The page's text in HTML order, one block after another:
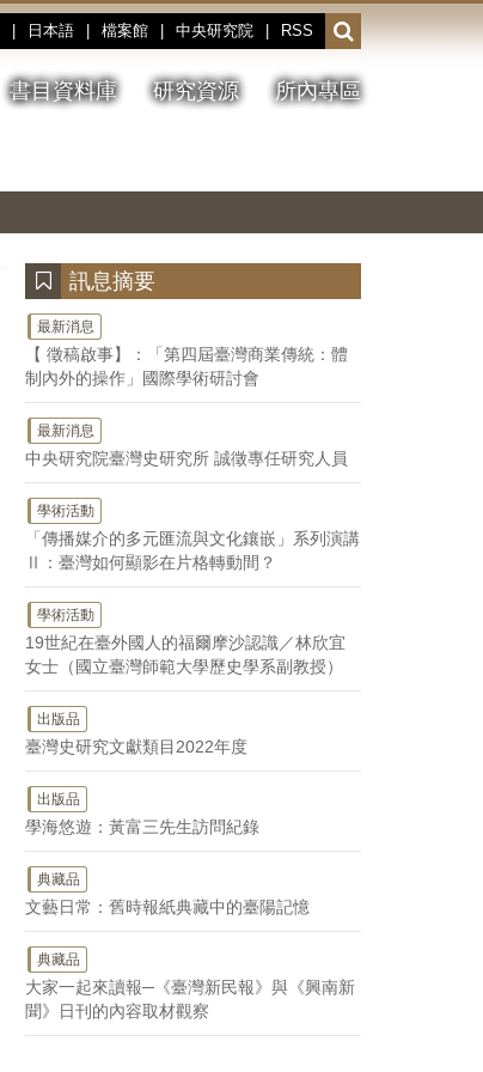
日本語 檔案館 中央研究院 RSS
開
啟
或
收
書目資料庫 研究資源 所內專區
停、
圖
圖
結
訊息摘要
最新消息
【 徵稿啟事】：「第四屆臺灣商業傳統：體
制內外的操作」國際學術研討會
最新消息
中央研究院臺灣史研究所 誠徵專任研究人員
學術活動
「傳播媒介的多元匯流與文化鑲嵌」系列演講
Ⅱ：臺灣如何顯影在片格轉動間？
學術活動
19世紀在臺外國人的福爾摩沙認識／林欣宜
女士（國立臺灣師範大學歷史學系副教授）
出版品
臺灣史研究文獻類目2022年度
出版品
學海悠遊：黃富三先生訪問紀錄
典藏品
文藝日常：舊時報紙典藏中的臺陽記憶
典藏品
大家一起來讀報─《臺灣新民報》與《興南新
聞》日刊的內容取材觀察